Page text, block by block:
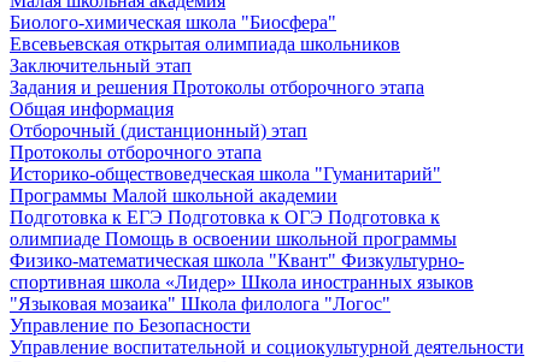
Биолого-химическая школа "Биосфера"
Евсевьевская открытая олимпиада школьников
Заключительный этап
Задания и решения Протоколы отборочного этапа
Общая информация
Отборочный (дистанционный) этап
Протоколы отборочного этапа
Историко-обществоведческая школа "Гуманитарий"
Программы Малой школьной академии
Подготовка к ЕГЭ Подготовка к ОГЭ Подготовка к
олимпиаде Помощь в освоении школьной программы
Физико-математическая школа "Квант" Физкультурно-
спортивная школа «Лидер» Школа иностранных языков
"Языковая мозаика" Школа филолога "Логос"
Управление по Безопасности
Управление воспитательной и социокультурной деятельности